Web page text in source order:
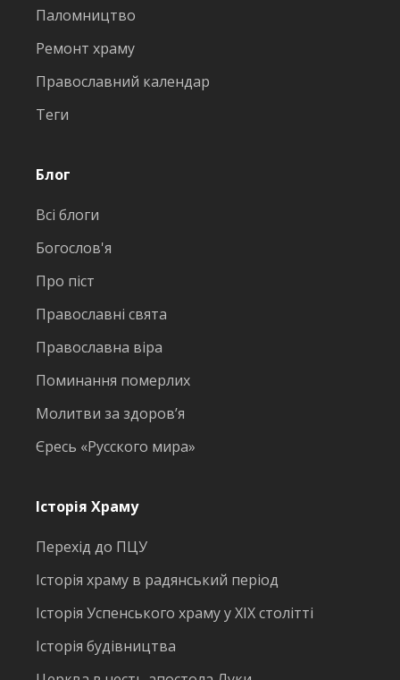
Паломництво
Ремонт храму
Православний календар
Теги
Блог
Всі блоги
Богослов'я
Про піст
Православні свята
Православна віра
Поминання померлих
Молитви за здоров’я
Єресь «Русского мира»
Історія Храму
Перехід до ПЦУ
Історія храму в радянський період
Історія Успенського храму у ХІХ столітті
Історія будівництва